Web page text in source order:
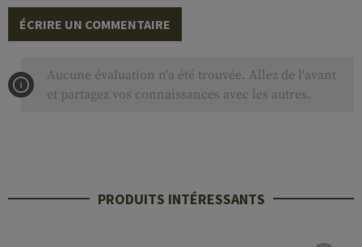
ÉCRIRE UN COMMENTAIRE
Aucune évaluation n'a été trouvée. Allez de l'avant
et partagez vos connaissances avec les autres.
PRODUITS INTÉRESSANTS